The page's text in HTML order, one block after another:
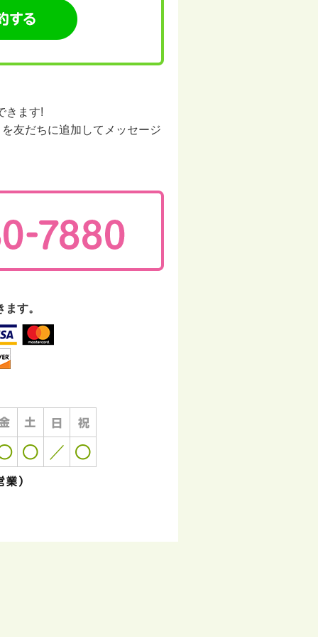
きます!
を友だちに追加してメッセージ
す。